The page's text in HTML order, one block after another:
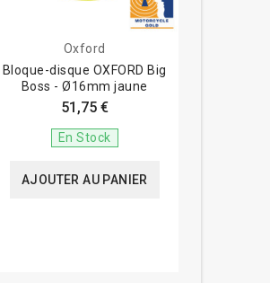
Oxford
Bloque-disque OXFORD Big
Boss - Ø16mm jaune
51,75 €
En Stock
AJOUTER AU PANIER